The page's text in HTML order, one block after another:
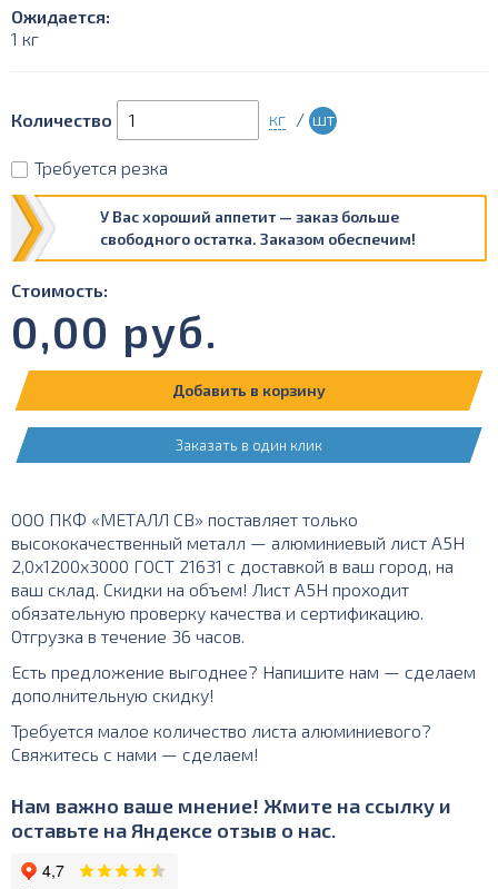
Ожидается:
1 кг
Количество кг / шт
Требуется резка
У Вас хороший аппетит — заказ больше
свободного остатка. Заказом обеспечим!
Стоимость:
0,00 руб.
Добавить в корзину
Заказать в один клик
ООО ПКФ «МЕТАЛЛ СВ» поставляет только
высококачественный металл — алюминиевый лист А5Н
2,0х1200х3000 ГОСТ 21631 с доставкой в ваш город, на
ваш склад. Скидки на объем! Лист А5Н проходит
обязательную проверку качества и сертификацию.
Отгрузка в течение 36 часов.
Есть предложение выгоднее? Напишите нам — сделаем
дополнительную скидку!
Требуется малое количество листа алюминиевого?
Свяжитесь с нами — сделаем!
Нам важно ваше мнение! Жмите на ссылку и
оставьте на Яндексе отзыв о нас.